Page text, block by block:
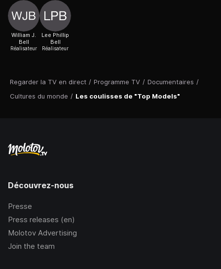
Regarder la TV en direct / Programme TV / Documentaires /
Cultures du monde / Les coulisses de "Top Models"
William J.
Bell
Réalisateur
Lee Phillip
Bell
Réalisateur
Découvrez-nous
Presse
Press releases (en)
Molotov Advertising
Join the team